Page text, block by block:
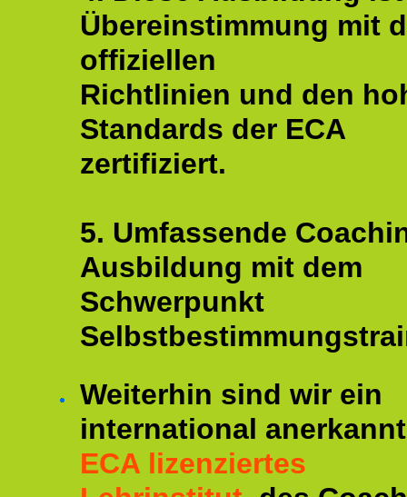
Übereinstimmung mit
offiziellen
Richtlinien und den
Standards der ECA
zertifiziert.
5. Umfassende
Ausbildung mit dem
Schwerpunkt
Weiterhin sind wir ein
international
ECA lizenziertes